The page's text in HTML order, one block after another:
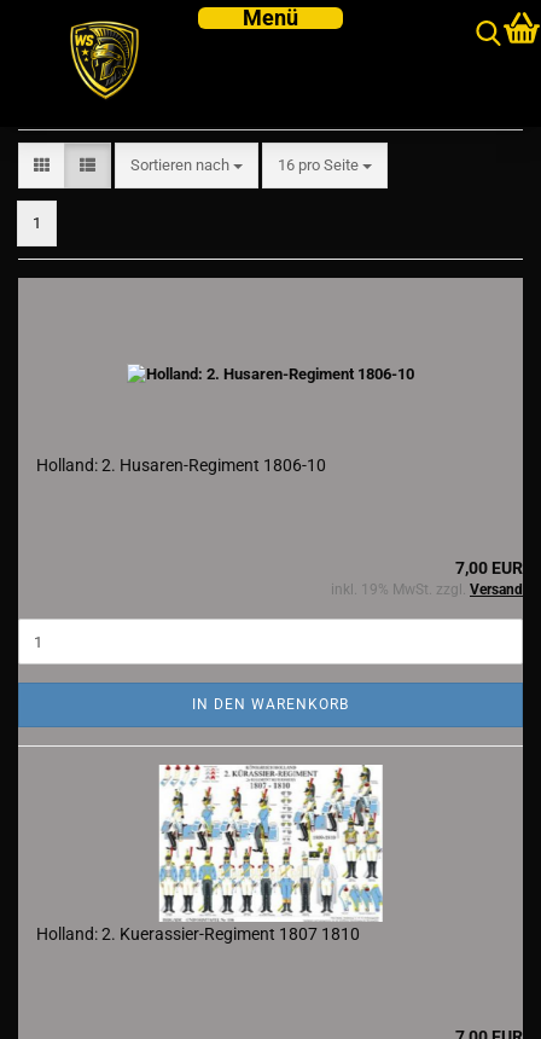
Holland
Sortieren nach
Sortieren nach 16 pro Seite
pro Seite
1
Holland: 2. Husaren-Regiment 1806-10
7,00 EUR
inkl. 19% MwSt. zzgl. Versand
IN DEN WARENKORB
Holland: 2. Kuerassier-Regiment 1807 1810